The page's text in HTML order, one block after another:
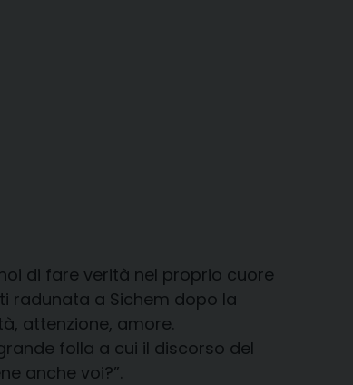
di fare verità nel proprio cuore
radunata a Sichem dopo la
attenzione, amore.
folla a cui il discorso del
anche voi?”.